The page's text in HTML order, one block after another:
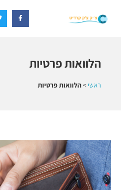
הלוואות פרטיות
ראשי >הלוואות פרטיות